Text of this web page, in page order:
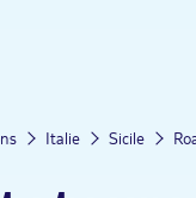
Italie Sicile